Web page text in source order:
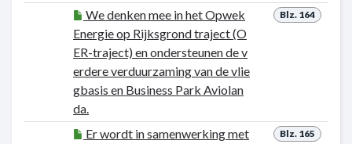
Blz. 164
We denken mee in het Opwek
Energie op Rijksgrond traject (O
ER-traject) en ondersteunen de v
erdere verduurzaming van de vlie
gbasis en Business Park Aviolan
da.
Blz. 165
Er wordt in samenwerking met